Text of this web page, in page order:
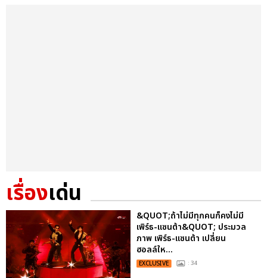
เรื่องเด่น
&QUOT;ถ้าไม่มีทุกคนก็คงไม่มี
เพิร์ธ-แซนต้า&QUOT; ประมวล
ภาพ เพิร์ธ-แซนต้า เปลี่ยน
ฮอลล์ให...
EXCLUSIVE : 34